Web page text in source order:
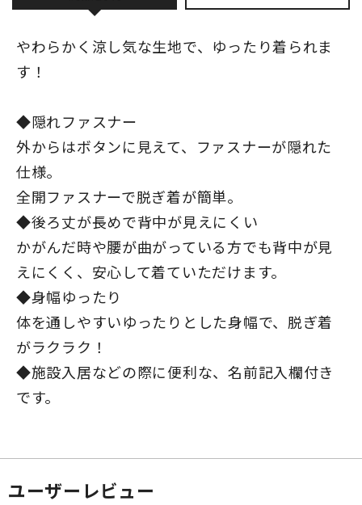
やわらかく涼し気な生地で、ゆったり着られま
す！
◆隠れファスナー
外からはボタンに見えて、ファスナーが隠れた
仕様。
全開ファスナーで脱ぎ着が簡単。
◆後ろ丈が長めで背中が見えにくい
かがんだ時や腰が曲がっている方でも背中が見
えにくく、安心して着ていただけます。
◆身幅ゆったり
体を通しやすいゆったりとした身幅で、脱ぎ着
がラクラク！
◆施設入居などの際に便利な、名前記入欄付き
です。
ユーザーレビュー